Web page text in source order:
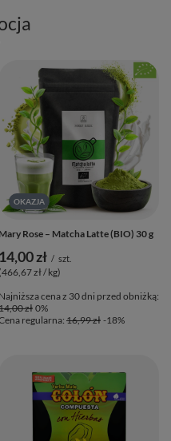
OKAZJA
Mary Rose – Matcha Latte (BIO) 30 g
14,00 zł / szt.
(466,67 zł / kg)
Najniższa cena z 30 dni przed obniżką:
zł0%
regularna:16,99 zł -18%